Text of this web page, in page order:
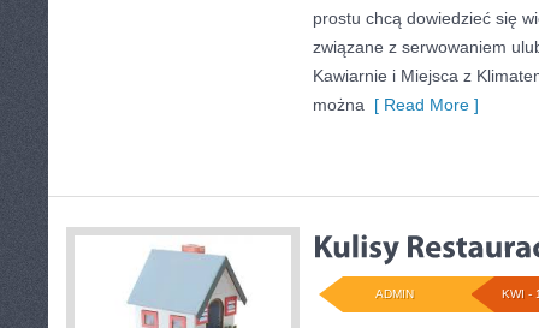
prostu chcą dowiedzieć się
związane z serwowaniem
Kawiarnie i Miejsca z
można [ Read More ]
KWI -
ADMIN